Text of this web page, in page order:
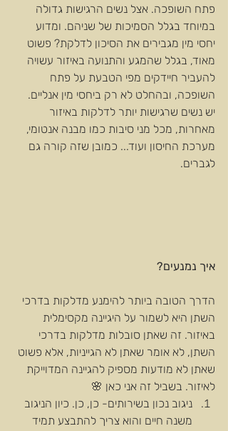
פתח השופכה. אצל נשים הרגישות גדולה
במיוחד בגלל הסמיכות של שניהם. ומדוע
יחסי מין מגבירים את הסיכון לדלקת? פשוט
מאוד, בגלל שהמגע והתנועה באיזור עשויה
להעביר חיידקים מפי הטבעת על פתח
השופכה, ובהחלט לא רק ביחסי מין אנליים.
יש נשים שרגישות יותר לדלקות באיזור
מאחרות, מכל מני סיבות כמו מבנה אנטומי,
מערכת החיסון ועוד... כמובן שזה קורה גם
לגברים.
איך נמנעים?
הדרך הטובה ביותר להימנע מדלקות בדרכי
השתן היא לשמור על היגיינה מקסימלית
באיזור. זה שאתן סובלות מדלקות בדרכי
השתן, לא אומר שאתן לא הגייניות, אלא פשוט
שאתן לא מודעות מספיק להגיינה המדוייקת
לאיזור. בשביל זה אני כאן 🌸
ניגוב נכון בשירותים- כן, כן. כיון הניגוב
משנה חיים והוא צריך להתבצע תמיד